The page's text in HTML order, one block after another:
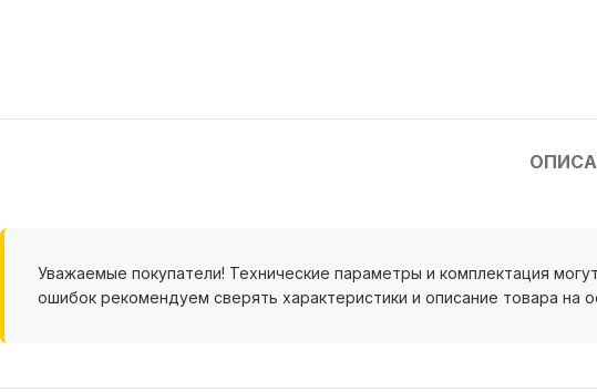
Уважаемые покупатели! Технические параметры и комплектация
ошибок рекомендуем сверять характеристики и описание товара на